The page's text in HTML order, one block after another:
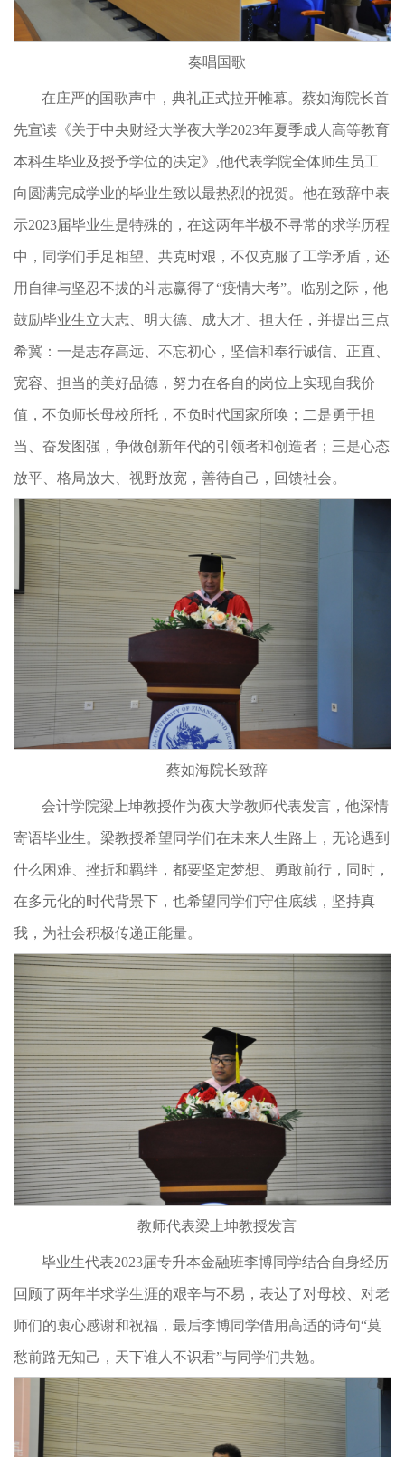
奏唱国歌
在庄严的国歌声中，典礼正式拉开帷幕。蔡如海院长首
先宣读《关于中央财经大学夜大学2023年夏季成人高等教育
本科生毕业及授予学位的决定》,他代表学院全体师生员工
向圆满完成学业的毕业生致以最热烈的祝贺。他在致辞中表
示2023届毕业生是特殊的，在这两年半极不寻常的求学历程
中，同学们手足相望、共克时艰，不仅克服了工学矛盾，还
用自律与坚忍不拔的斗志赢得了“疫情大考”。临别之际，他
鼓励毕业生立大志、明大德、成大才、担大任，并提出三点
希冀：一是志存高远、不忘初心，坚信和奉行诚信、正直、
宽容、担当的美好品德，努力在各自的岗位上实现自我价
值，不负师长母校所托，不负时代国家所唤；二是勇于担
当、奋发图强，争做创新年代的引领者和创造者；三是心态
放平、格局放大、视野放宽，善待自己，回馈社会。
蔡如海院长致辞
会计学院梁上坤教授作为夜大学教师代表发言，他深情
寄语毕业生。梁教授希望同学们在未来人生路上，无论遇到
什么困难、挫折和羁绊，都要坚定梦想、勇敢前行，同时，
在多元化的时代背景下，也希望同学们守住底线，坚持真
我，为社会积极传递正能量。
教师代表梁上坤教授发言
毕业生代表2023届专升本金融班李博同学结合自身经历
回顾了两年半求学生涯的艰辛与不易，表达了对母校、对老
师们的衷心感谢和祝福，最后李博同学借用高适的诗句“莫
愁前路无知己，天下谁人不识君”与同学们共勉。